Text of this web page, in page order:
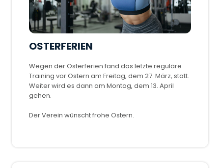
OSTERFERIEN
Wegen der Osterferien fand das letzte reguläre
Training vor Ostern am Freitag, dem 27. März, statt.
Weiter wird es dann am Montag, dem 13. April
gehen.
Der Verein wünscht frohe Ostern.